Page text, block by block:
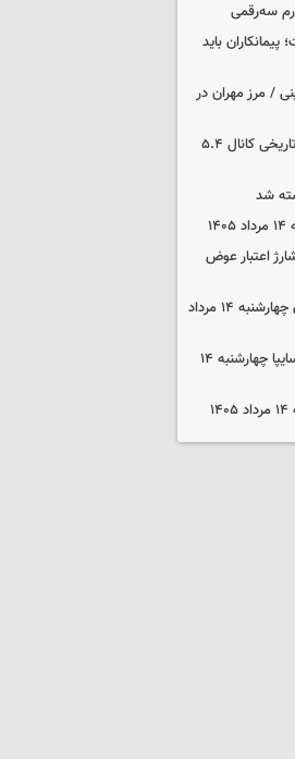
سه‌رقمی
باید
/ مرز مهران در
بورس رشد کرد/ شکستن رکورد تاریخی کانال ۵.۴
شد
اعتبار عوض
قیمت گوشی سامسونگ و آیفون چهارشنبه ۱۴ مرداد
قیمت محصولات ایران‌خودرو و سایپا چهارشنبه ۱۴